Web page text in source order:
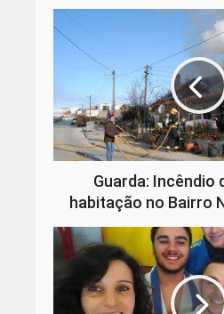
Guarda: Incêndio
habitação no Bairro